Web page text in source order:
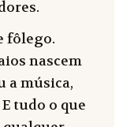
fôlego.
nascem
a música,
tudo o que